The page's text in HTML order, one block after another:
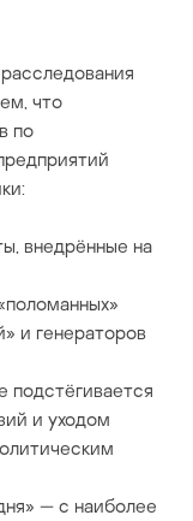
что
по
внедрённые на
и генераторов
подстёгивается
и уходом
— с наиболее